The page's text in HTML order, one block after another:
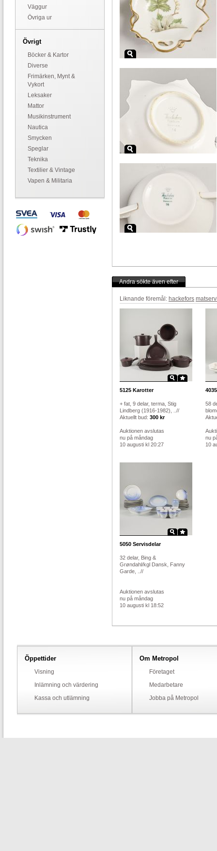
Väggur
Övriga ur
Övrigt
Böcker & Kartor
Diverse
Frimärken, Mynt &
Vykort
Leksaker
Mattor
Musikinstrument
Nautica
Smycken
Speglar
Teknika
Textilier & Vintage
Vapen & Militaria
Andra sökte även efter
Liknande föremål: hackefors
5125 Karotter
+ fat, 9 delar, terma, Stig
Lindberg (1916-1982), ..//
Aktuellt bud: 300 kr
Auktionen avslutas
nu på måndag
10 augusti kl 20:27
4035
58
nu
10
5050 Servisdelar
32 delar, Bing &
Grøndahl/kgl Dansk, Fanny
Garde, ..//
Auktionen avslutas
nu på måndag
10 augusti kl 18:52
Öppettider
Visning
Inlämning och värdering
Kassa och utlämning
Om Metropol
Företaget
Medarbetare
Jobba på Metropol